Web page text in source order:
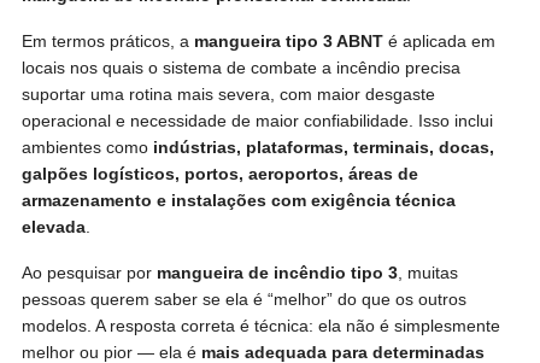
Em termos práticos, a mangueira tipo 3 ABNTé aplicada em
locais nos quais o sistema de combate a incêndio precisa
suportar uma rotina mais severa, com maior desgaste
operacional e necessidade de maior confiabilidade. Isso inclui
ambientes como indústrias, plataformas, terminais, docas,
galpões logísticos, portos, aeroportos, áreas de
armazenamento e instalações com exigência técnica
elevada.
Ao pesquisar por mangueira de incêndio tipo 3, muitas
pessoas querem saber se ela é “melhor” do que os outros
modelos. A resposta correta é técnica: ela não é simplesmente
melhor ou pior — ela é mais adequada para determinadas